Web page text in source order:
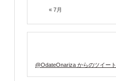
« 7月
@OdateOnariza からのツイート